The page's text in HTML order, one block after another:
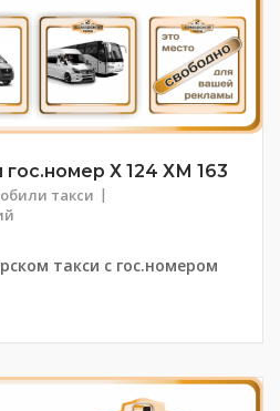
Х 124 ХМ 163
такси
такси с гос.номером